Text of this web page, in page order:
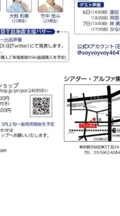
高橋美紀のおん
♪ in アニメイト